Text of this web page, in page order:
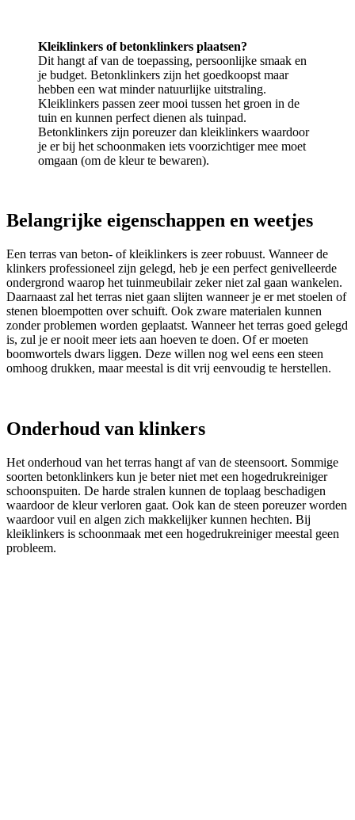
Kleiklinkers of betonklinkers plaatsen?
Dit hangt af van de toepassing, persoonlijke smaak en
je budget. Betonklinkers zijn het goedkoopst maar
hebben een wat minder natuurlijke uitstraling.
Kleiklinkers passen zeer mooi tussen het groen in de
tuin en kunnen perfect dienen als tuinpad.
Betonklinkers zijn poreuzer dan kleiklinkers waardoor
je er bij het schoonmaken iets voorzichtiger mee moet
omgaan (om de kleur te bewaren).
Belangrijke eigenschappen en weetjes
Een terras van beton- of kleiklinkers is zeer robuust. Wanneer de
klinkers professioneel zijn gelegd, heb je een perfect genivelleerde
ondergrond waarop het tuinmeubilair zeker niet zal gaan wankelen.
Daarnaast zal het terras niet gaan slijten wanneer je er met stoelen of
stenen bloempotten over schuift. Ook zware materialen kunnen
zonder problemen worden geplaatst. Wanneer het terras goed gelegd
is, zul je er nooit meer iets aan hoeven te doen. Of er moeten
boomwortels dwars liggen. Deze willen nog wel eens een steen
omhoog drukken, maar meestal is dit vrij eenvoudig te herstellen.
Onderhoud van klinkers
Het onderhoud van het terras hangt af van de steensoort. Sommige
soorten betonklinkers kun je beter niet met een hogedrukreiniger
schoonspuiten. De harde stralen kunnen de toplaag beschadigen
waardoor de kleur verloren gaat. Ook kan de steen poreuzer worden
waardoor vuil en algen zich makkelijker kunnen hechten. Bij
kleiklinkers is schoonmaak met een hogedrukreiniger meestal geen
probleem.